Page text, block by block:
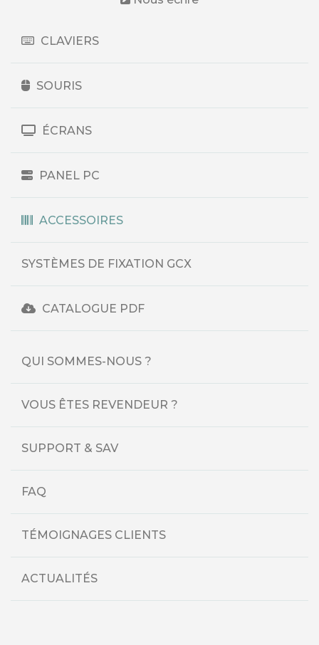
CLAVIERS
SOURIS
ÉCRANS
PANEL PC
ACCESSOIRES
SYSTÈMES DE FIXATION GCX
CATALOGUE PDF
QUI SOMMES-NOUS ?
VOUS ÊTES REVENDEUR ?
SUPPORT & SAV
FAQ
TÉMOIGNAGES CLIENTS
ACTUALITÉS